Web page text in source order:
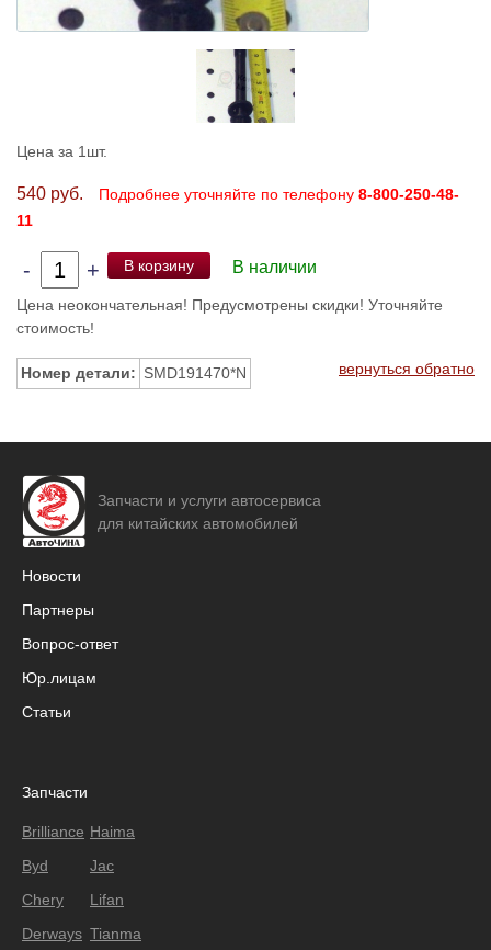
Цена за 1шт.
540 руб. Подробнее уточняйте по телефону 8-800-250-48-
11
- + В корзину В наличии
Цена неокончательная! Предусмотрены скидки! Уточняйте
стоимость!
Номер детали: SMD191470*N вернуться обратно
Запчасти и услуги автосервиса
для китайских автомобилей
Новости
Партнеры
Вопрос-ответ
Юр.лицам
Статьи
Запчасти
Brilliance
Byd
Chery
Derways
Haima
Jac
Lifan
Tianma